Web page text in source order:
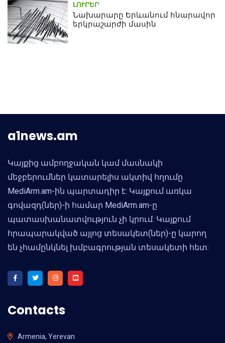
ԼՈՒՐԵՐ
Նախարարը Երևանում հնարավոր
երկրաշարժի մասին
a1news.am
Կայքից ամբողջական կամ մասնակի
մեջբերումներ կատարելիս ակտիվ հղումը
MediArm.am-ին պարտադիր է: Կայքում առկա
գովազդ(ներ)-ի համար MediArm.am-ը
պատասխանատվություն չի կրում: Կայքում
հրապարակված այլոց տեսակետ(ներ)-ը կարող
են չհամընկնել խմբագրության տեսակետի հետ:
Contacts
Armenia, Yerevan